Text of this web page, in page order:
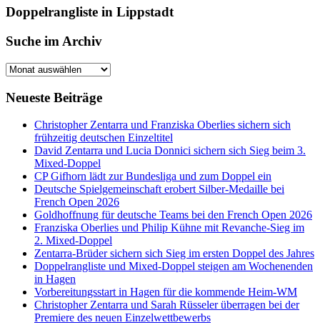
Doppelrangliste in Lippstadt
Suche im Archiv
Suche
Archiv
Neueste Beiträge
Christopher Zentarra und Franziska Oberlies sichern sich
frühzeitig deutschen Einzeltitel
David Zentarra und Lucia Donnici sichern sich Sieg beim 3.
Mixed-Doppel
CP Gifhorn lädt zur Bundesliga und zum Doppel ein
Deutsche Spielgemeinschaft erobert Silber-Medaille bei
French Open 2026
Goldhoffnung für deutsche Teams bei den French Open 2026
Franziska Oberlies und Philip Kühne mit Revanche-Sieg im
2. Mixed-Doppel
Zentarra-Brüder sichern sich Sieg im ersten Doppel des Jahres
Doppelrangliste und Mixed-Doppel steigen am Wochenenden
in Hagen
Vorbereitungsstart in Hagen für die kommende Heim-WM
Christopher Zentarra und Sarah Rüsseler überragen bei der
Premiere des neuen Einzelwettbewerbs